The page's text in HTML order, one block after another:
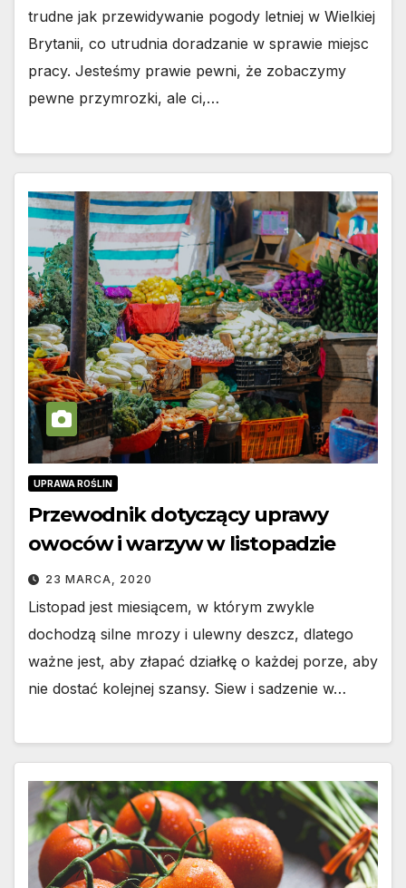
trudne jak przewidywanie pogody letniej w Wielkiej
Brytanii, co utrudnia doradzanie w sprawie miejsc
pracy. Jesteśmy prawie pewni, że zobaczymy
pewne przymrozki, ale ci,…
UPRAWA ROŚLIN
Przewodnik dotyczący uprawy
owoców i warzyw w listopadzie
23 MARCA, 2020
Listopad jest miesiącem, w którym zwykle
dochodzą silne mrozy i ulewny deszcz, dlatego
ważne jest, aby złapać działkę o każdej porze, aby
nie dostać kolejnej szansy. Siew i sadzenie w…